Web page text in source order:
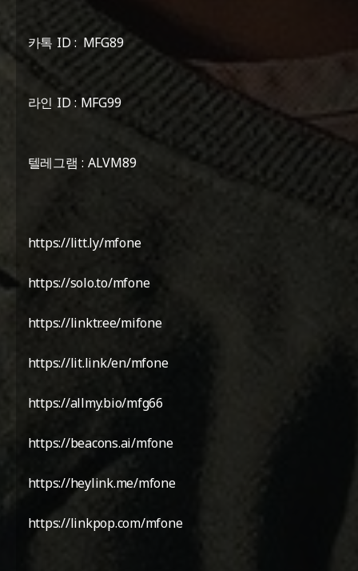
카톡 ID : MFG89
라인 ID : MFG99
텔레그램 : ALVM89
https://litt.ly/mfone
https://solo.to/mfone
https://linktr.ee/mifone
https://lit.link/en/mfone
https://allmy.bio/mfg66
https://beacons.ai/mfone
https://heylink.me/mfone
https://linkpop.com/mfone